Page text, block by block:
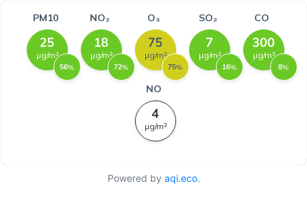
Powered by aqi.eco.